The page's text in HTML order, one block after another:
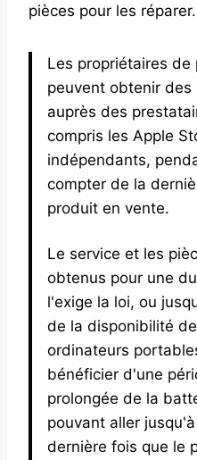
pièces pour les réparer.
Les propriétaires
peuvent obtenir des
auprès des
compris les Apple
indépendants,
compter de la
produit en vente.
Le service et les
obtenus pour une
l'exige la loi, ou
de la disponibilité
ordinateurs
bénéficier d'une
prolongée de la
pouvant aller
dernière fois que le